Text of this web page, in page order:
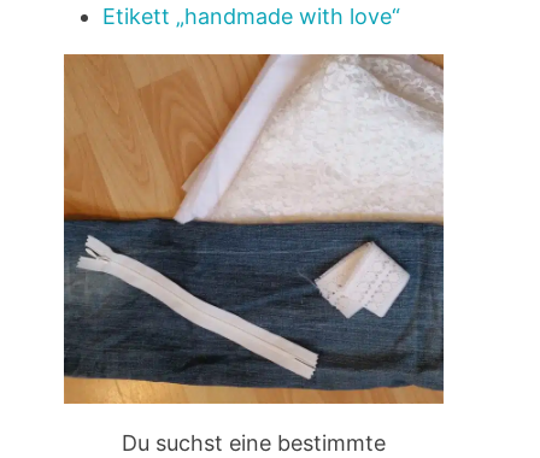
Etikett „handmade with love“
Du suchst eine bestimmte